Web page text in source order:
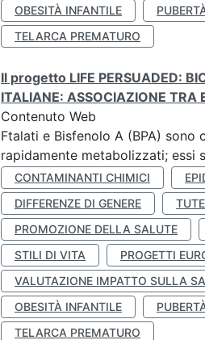
OBESITÀ INFANTILE
TELARCA PREMATURO
Il progetto LIFE PERSUADED:
ITALIANE: ASSOCIAZIONE TRA
Contenuto Web
Ftalati e Bisfenolo A (BPA)
rapidamente metabolizzati; essi
CONTAMINANTI CHIMICI
DIFFERENZE DI GENERE
PROMOZIONE DELLA SALUTE
STILI DI VITA
PROGETTI
VALUTAZIONE IMPATTO SULLA
OBESITÀ INFANTILE
TELARCA PREMATURO